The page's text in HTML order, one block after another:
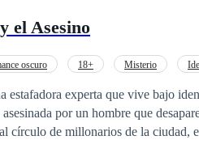
lo que venía con él.
el Asesino
oscuro 18+ Misterio
estafadora experta que vive bajo
por un hombre que desapareció sin dejar rastro.
círculo de millonarios de la ciudad,